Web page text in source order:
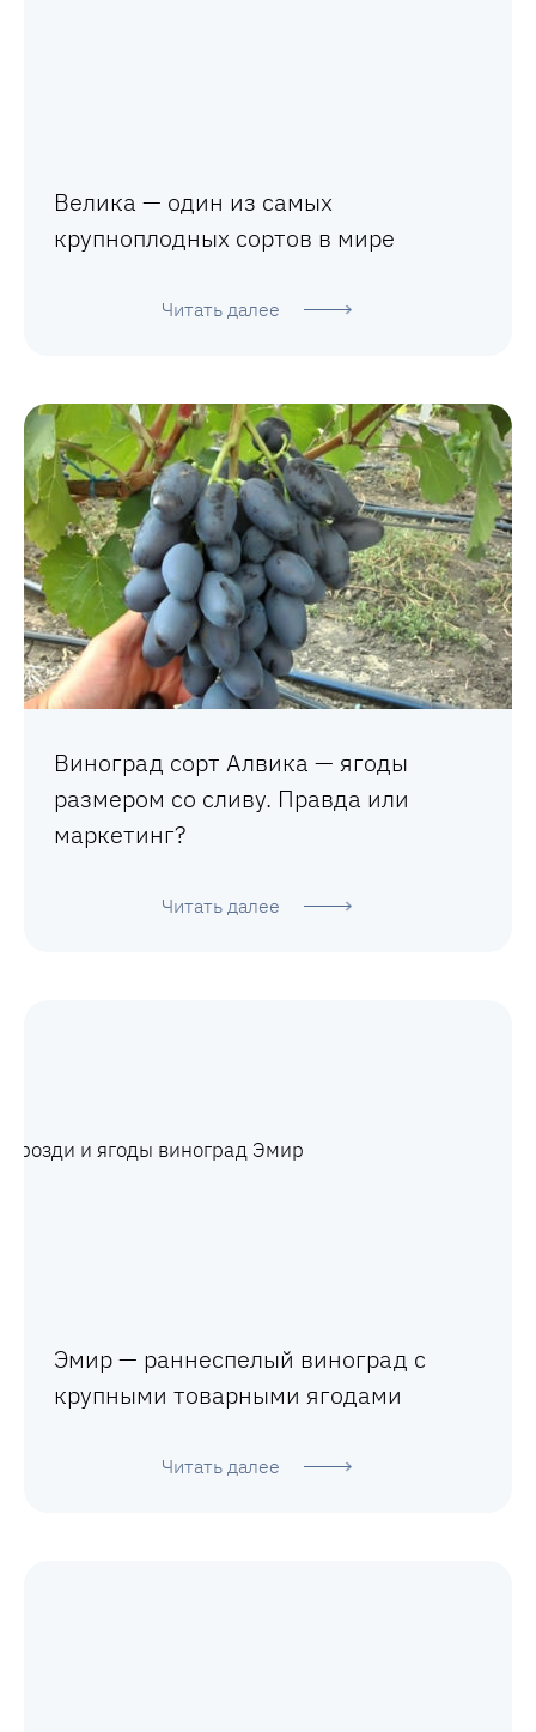
Велика — один из самых
крупноплодных сортов в мире
Читать далее
Виноград сорт Алвика — ягоды
размером со сливу. Правда или
маркетинг?
Читать далее
Эмир — раннеспелый виноград с
крупными товарными ягодами
Читать далее